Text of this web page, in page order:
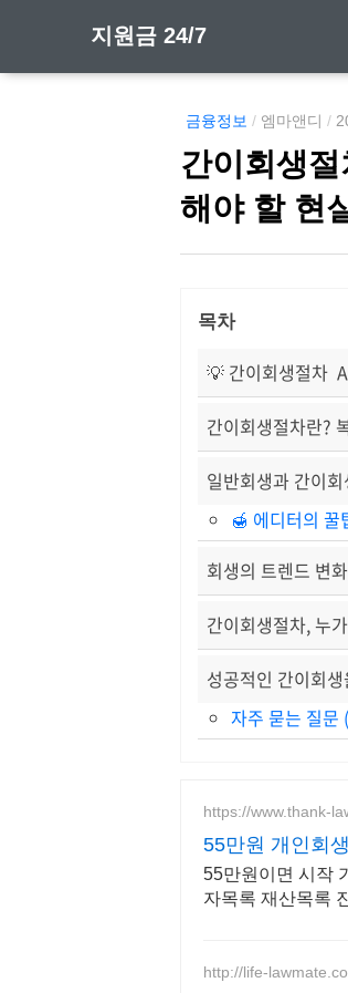
지원금 24/7
금융정보 / 엠마앤디 /
간이회생
해야 할 현
목차
💡 간이회생절차
간이회생절차란?
일반회생과 간이
🍯 에디터의 꿀
회생의 트렌드 변
간이회생절차, 누
성공적인 간이회
자주 묻는 질문
https://www.thank-
55만원 개인회
55만원이면 시작
자목록 재산목록
http://life-